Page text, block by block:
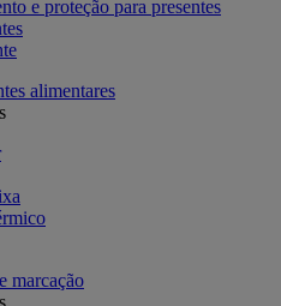
e proteção para presentes
alimentares
marcação